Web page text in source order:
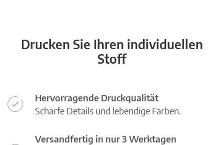
Drucken Sie Ihren individuellen
Stoff
Hervorragende Druckqualität
Scharfe Details und lebendige Farben.
Versandfertig in nur 3 Werktagen